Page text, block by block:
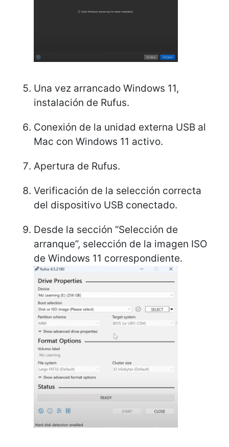
Una vez arrancado Windows 11,
instalación de Rufus.
Conexión de la unidad externa USB al
Mac con Windows 11 activo.
Apertura de Rufus.
Verificación de la selección correcta
del dispositivo USB conectado.
Desde la sección “Selección de
arranque”, selección de la imagen ISO
de Windows 11 correspondiente.